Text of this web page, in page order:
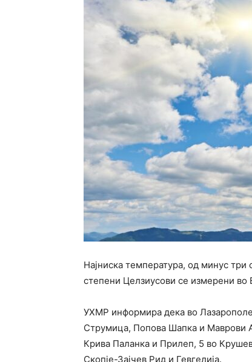
Најниска температура, од минус
степени Целзиусови се измерени во
УХМР информира дека во
Струмица, Попова Шапка и Маврови
Крива Паланка и Прилеп, 5 во
Скопје-Зајчев Рид и Гевгелија.